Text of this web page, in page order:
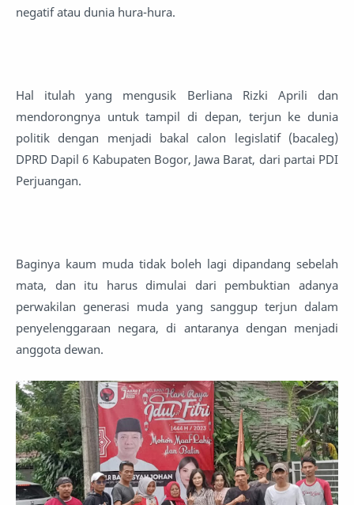
negatif atau dunia hura-hura.
Hal itulah yang mengusik Berliana Rizki Aprili dan
mendorongnya untuk tampil di depan, terjun ke dunia
politik dengan menjadi bakal calon legislatif (bacaleg)
DPRD Dapil 6 Kabupaten Bogor, Jawa Barat, dari partai PDI
Perjuangan.
Baginya kaum muda tidak boleh lagi dipandang sebelah
mata, dan itu harus dimulai dari pembuktian adanya
perwakilan generasi muda yang sanggup terjun dalam
penyelenggaraan negara, di antaranya dengan menjadi
anggota dewan.